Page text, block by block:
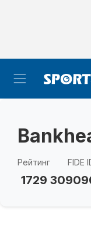
Рейтинг
1729
FIDE